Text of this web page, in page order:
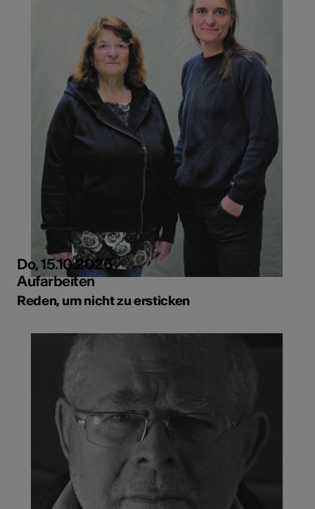
Do, 15.10.2026
Aufarbeiten
Reden, um nicht zu ersticken